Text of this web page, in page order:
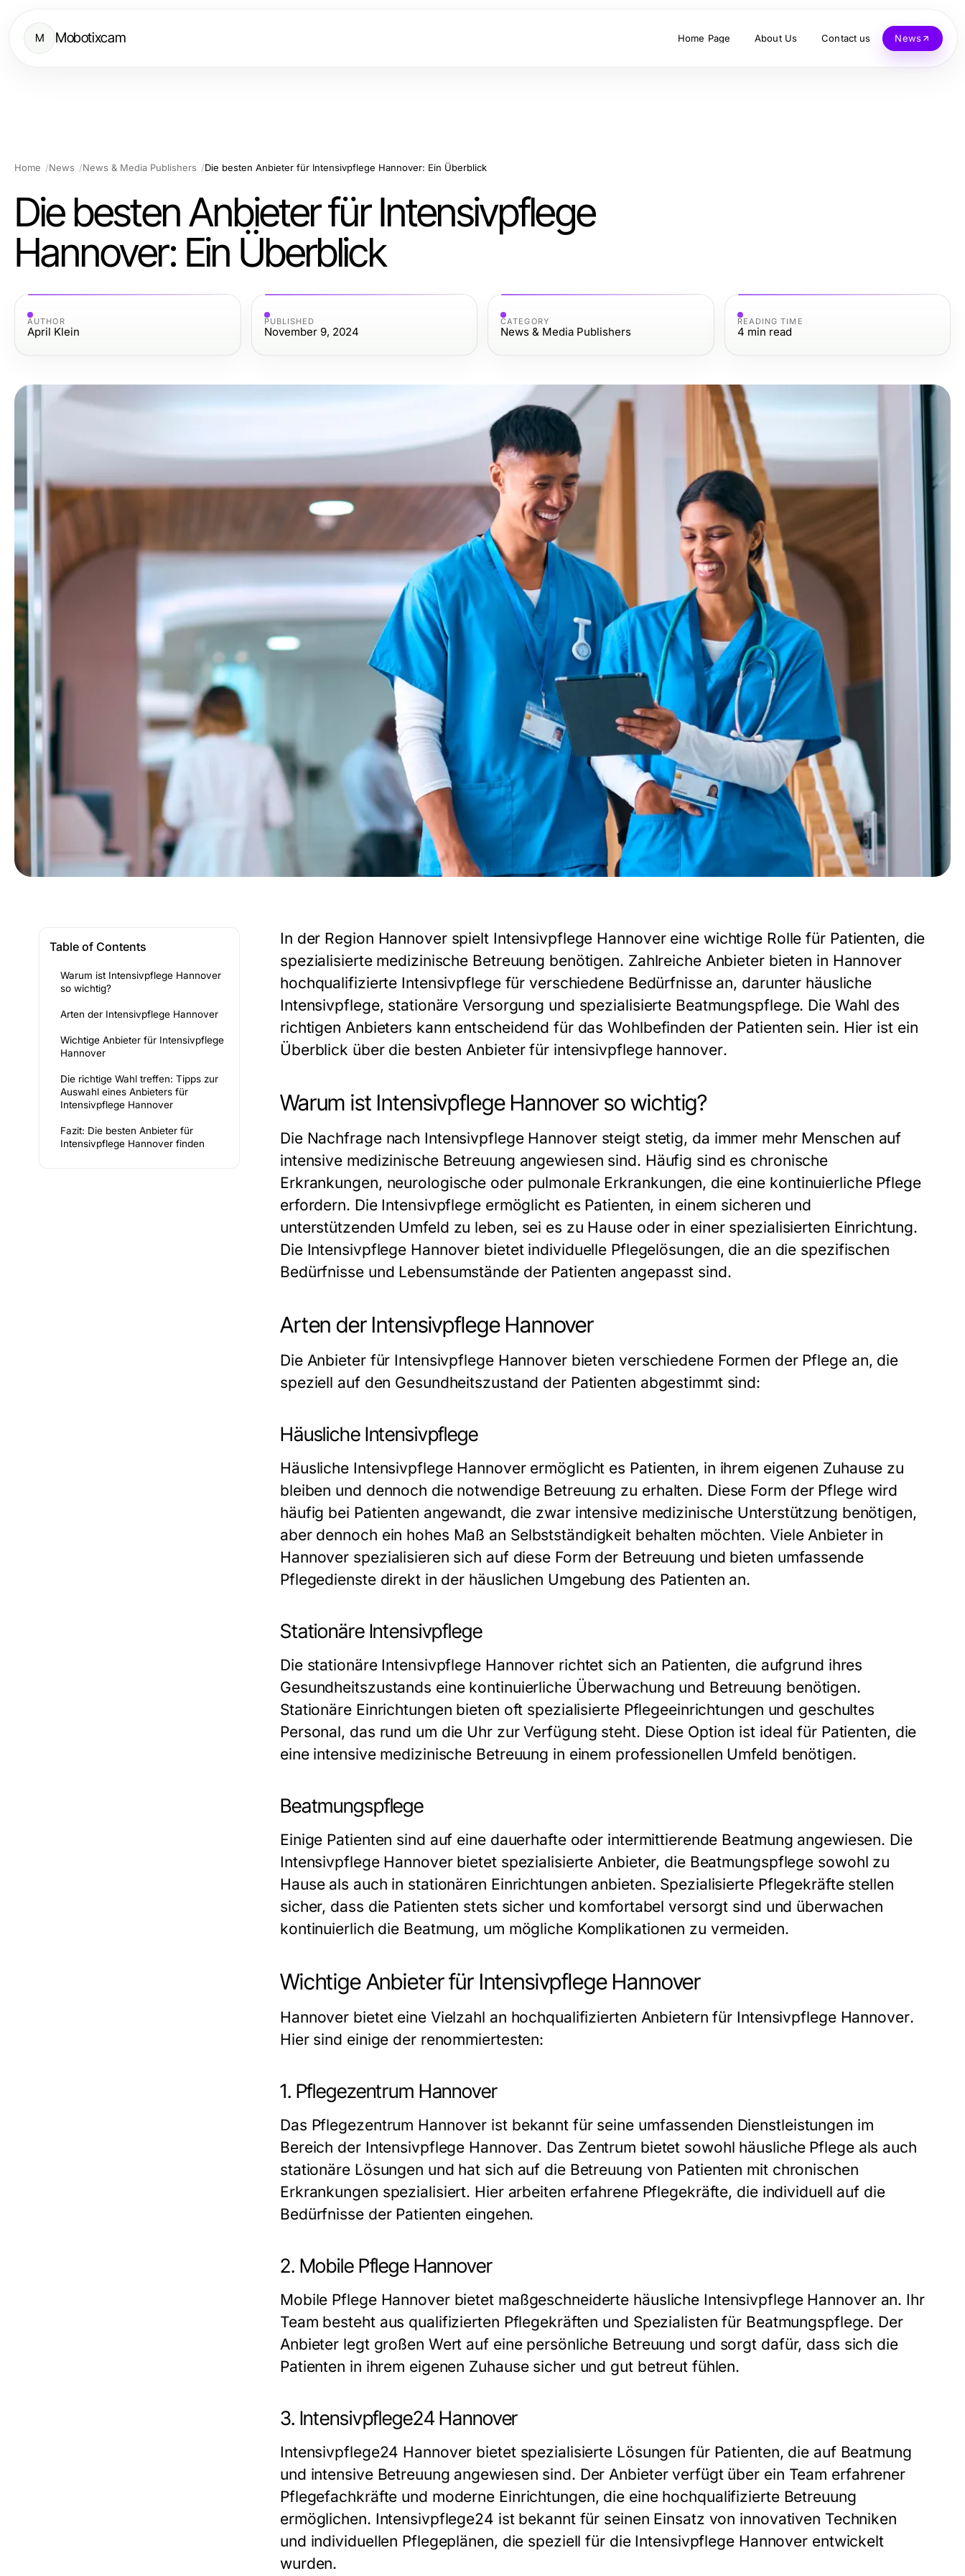
M Mobotixcam Home Page About Us Contact us News
Home News News & Media Publishers Die besten Anbieter für Intensivpflege Hannover: Ein Überblick
Die besten Anbieter für Intensivpflege
Hannover: Ein Überblick
AUTHOR
April Klein
PUBLISHED
November 9, 2024
CATEGORY
News & Media Publishers
READING TIME
4 min read
Table of Contents
Warum ist Intensivpflege Hannover
so wichtig?
Arten der Intensivpflege Hannover
Wichtige Anbieter für Intensivpflege
Hannover
Die richtige Wahl treffen: Tipps zur
Auswahl eines Anbieters für
Intensivpflege Hannover
Fazit: Die besten Anbieter für
Intensivpflege Hannover finden
In der Region Hannover spielt Intensivpflege Hannovereine wichtige Rolle für Patienten, die
spezialisierte medizinische Betreuung benötigen. Zahlreiche Anbieter bieten in Hannover
hochqualifizierte Intensivpflege für verschiedene Bedürfnisse an, darunter häusliche
Intensivpflege, stationäre Versorgung und spezialisierte Beatmungspflege. Die Wahl des
richtigen Anbieters kann entscheidend für das Wohlbefinden der Patienten sein. Hier ist ein
Überblick über die besten Anbieter für intensivpflege hannover.
Warum ist Intensivpflege Hannover so wichtig?
Die Nachfrage nach Intensivpflege Hannoversteigt stetig, da immer mehr Menschen auf
intensive medizinische Betreuung angewiesen sind. Häufig sind es chronische
Erkrankungen, neurologische oder pulmonale Erkrankungen, die eine kontinuierliche Pflege
erfordern. Die Intensivpflege ermöglicht es Patienten, in einem sicheren und
unterstützenden Umfeld zu leben, sei es zu Hause oder in einer spezialisierten Einrichtung.
Die Intensivpflege Hannover bietet individuelle Pflegelösungen, die an die spezifischen
Bedürfnisse und Lebensumstände der Patienten angepasst sind.
Arten der Intensivpflege Hannover
Die Anbieter für Intensivpflege Hannoverbieten verschiedene Formen der Pflege an, die
speziell auf den Gesundheitszustand der Patienten abgestimmt sind:
Häusliche Intensivpflege
Häusliche Intensivpflege Hannoverermöglicht es Patienten, in ihrem eigenen Zuhause zu
bleiben und dennoch die notwendige Betreuung zu erhalten. Diese Form der Pflege wird
häufig bei Patienten angewandt, die zwar intensive medizinische Unterstützung benötigen,
aber dennoch ein hohes Maß an Selbstständigkeit behalten möchten. Viele Anbieter in
Hannover spezialisieren sich auf diese Form der Betreuung und bieten umfassende
Pflegedienste direkt in der häuslichen Umgebung des Patienten an.
Stationäre Intensivpflege
Die stationäre Intensivpflege Hannover richtet sich an Patienten, die aufgrund ihres
Gesundheitszustands eine kontinuierliche Überwachung und Betreuung benötigen.
Stationäre Einrichtungen bieten oft spezialisierte Pflegeeinrichtungen und geschultes
Personal, das rund um die Uhr zur Verfügung steht. Diese Option ist ideal für Patienten, die
eine intensive medizinische Betreuung in einem professionellen Umfeld benötigen.
Beatmungspflege
Einige Patienten sind auf eine dauerhafte oder intermittierende Beatmung angewiesen. Die
Intensivpflege Hannoverbietet spezialisierte Anbieter, die Beatmungspflege sowohl zu
Hause als auch in stationären Einrichtungen anbieten. Spezialisierte Pflegekräfte stellen
sicher, dass die Patienten stets sicher und komfortabel versorgt sind und überwachen
kontinuierlich die Beatmung, um mögliche Komplikationen zu vermeiden.
Wichtige Anbieter für Intensivpflege Hannover
Hannover bietet eine Vielzahl an hochqualifizierten Anbietern für Intensivpflege Hannover.
Hier sind einige der renommiertesten:
1. Pflegezentrum Hannover
Das Pflegezentrum Hannover ist bekannt für seine umfassenden Dienstleistungen im
Bereich der Intensivpflege Hannover. Das Zentrum bietet sowohl häusliche Pflege als auch
stationäre Lösungen und hat sich auf die Betreuung von Patienten mit chronischen
Erkrankungen spezialisiert. Hier arbeiten erfahrene Pflegekräfte, die individuell auf die
Bedürfnisse der Patienten eingehen.
2. Mobile Pflege Hannover
Mobile Pflege Hannover bietet maßgeschneiderte häusliche Intensivpflege Hannoveran. Ihr
Team besteht aus qualifizierten Pflegekräften und Spezialisten für Beatmungspflege. Der
Anbieter legt großen Wert auf eine persönliche Betreuung und sorgt dafür, dass sich die
Patienten in ihrem eigenen Zuhause sicher und gut betreut fühlen.
3. Intensivpflege24 Hannover
Intensivpflege24 Hannover bietet spezialisierte Lösungen für Patienten, die auf Beatmung
und intensive Betreuung angewiesen sind. Der Anbieter verfügt über ein Team erfahrener
Pflegefachkräfte und moderne Einrichtungen, die eine hochqualifizierte Betreuung
ermöglichen. Intensivpflege24 ist bekannt für seinen Einsatz von innovativen Techniken
und individuellen Pflegeplänen, die speziell für die Intensivpflege Hannover entwickelt
wurden.